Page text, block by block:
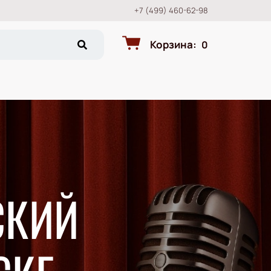
+7 (499) 460-62-98
Корзина: 0